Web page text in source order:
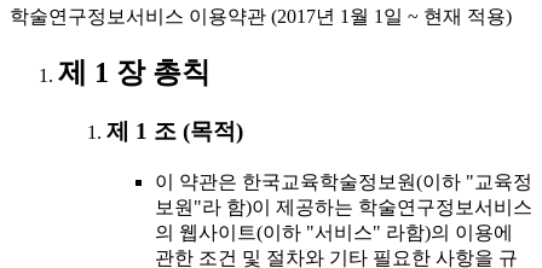
학술연구정보서비스 이용약관 (2017년 1월 1일 ~ 현재 적용)
제 1 장 총칙
제 1 조 (목적)
이 약관은 한국교육학술정보원(이하 "교육정
보원"라 함)이 제공하는 학술연구정보서비스
의 웹사이트(이하 "서비스" 라함)의 이용에
관한 조건 및 절차와 기타 필요한 사항을 규